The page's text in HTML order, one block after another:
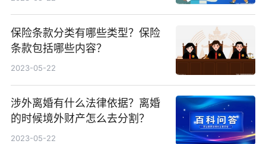
保险条款分类有哪些类型？保险
条款包括哪些内容？
2023-05-22
涉外离婚有什么法律依据？离婚
的时候境外财产怎么去分割？
2023-05-22